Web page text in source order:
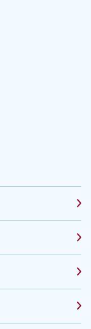
Hypotheek
van
pagina van